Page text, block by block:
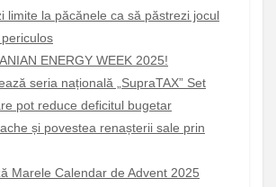
limite la păcănele ca să păstrezi jocul
ENERGY WEEK 2025!
seria națională „SupraTAX” Set
pot reduce deficitul bugetar
și povestea renașterii sale prin
Marele Calendar de Advent 2025